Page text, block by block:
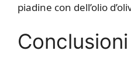
piadine con dell’olio
Conclusioni